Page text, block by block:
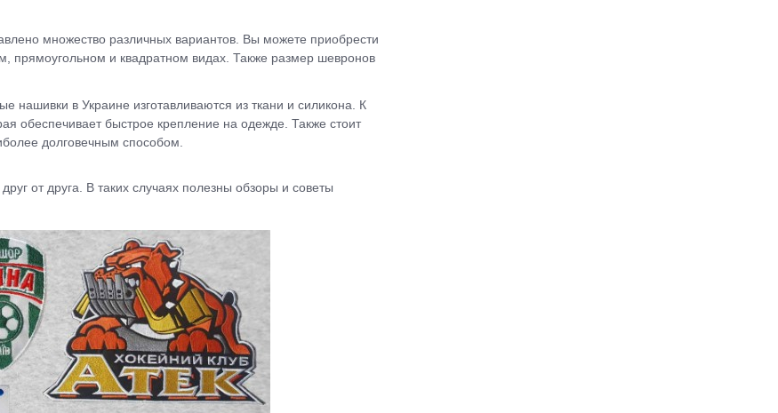
множество различных вариантов. Вы можете приобрести
прямоугольном и квадратном видах. Также размер шевронов
нашивки в Украине изготавливаются из ткани и силикона. К
обеспечивает быстрое крепление на одежде. Также стоит
долговечным способом.
от друга. В таких случаях полезны обзоры и советы